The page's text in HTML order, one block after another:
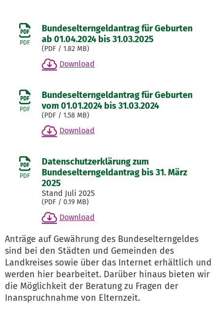
PDF
Bundeselterngeldantrag für Geburten
ab 01.04.2024 bis 31.03.2025
(PDF / 1.82 MB)
Download
PDF
Bundeselterngeldantrag für Geburten
vom 01.01.2024 bis 31.03.2024
(PDF / 1.58 MB)
Download
PDF
Datenschutzerklärung zum
Bundeselterngeldantrag bis 31. März
2025
Stand Juli 2025
(PDF / 0.19 MB)
Download
Anträge auf Gewährung des Bundeselterngeldes
sind bei den Städten und Gemeinden des
Landkreises sowie über das Internet erhältlich und
werden hier bearbeitet. Darüber hinaus bieten wir
die Möglichkeit der Beratung zu Fragen der
Inanspruchnahme von Elternzeit.